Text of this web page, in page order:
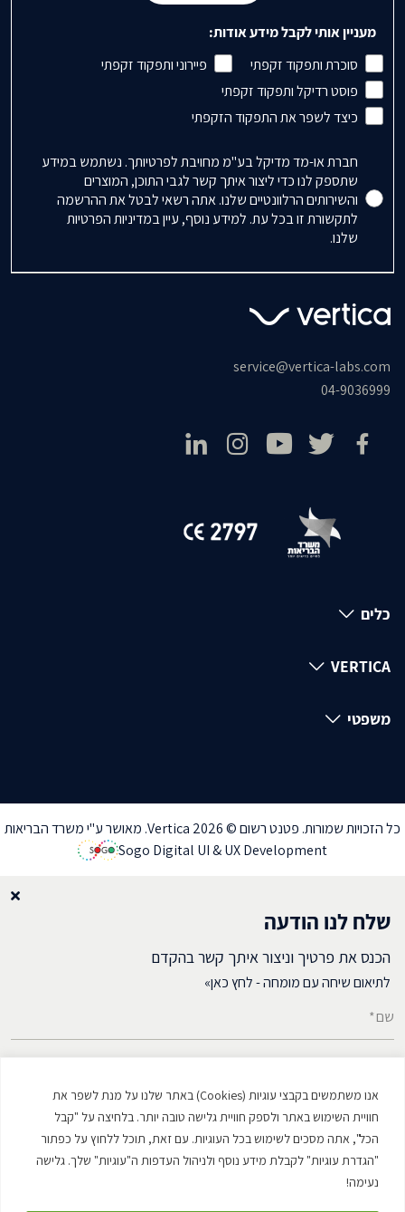
אנו משתמשים בקבצי עוגיות (Cookies) באתר שלנו על מנת לשפר את
חוויית השימוש באתר ולספק חוויית גלישה טובה יותר. בלחיצה על "קבל
הכל", אתה מסכים לשימוש בכל העוגיות. עם זאת, תוכל ללחוץ על כפתור
"הגדרת עוגיות" לקבלת מידע נוסף ולניהול העדפות ה"עוגיות" שלך. גלישה
נעימה!
מעניין אותי לקבל מידע אודות:
סוכרת ותפקוד זקפתי
פיירוני ותפקוד זקפתי
פוסט רדיקל ותפקוד זקפתי
כיצד לשפר את התפקוד הזקפתי
Accepts Marketing
חברת או-מד מדיקל בע"מ מחויבת לפרטיותך. נשתמש במידע
שתספק לנו כדי ליצור איתך קשר לגבי התוכן, המוצרים
והשירותים הרלוונטיים שלנו. אתה רשאי לבטל את ההרשמה
לתקשורת זו בכל עת. למידע נוסף, עיין במדיניות הפרטיות
שלנו.
service@vertica-labs.com
04-9036999
כלים
VERTICA
משפטי
כל הזכויות שמורות. פטנט רשום © Vertica 2026. מאושר ע"י משרד הבריאות
Sogo Digital UI & UX Development
שלח לנו הודעה
הכנס את פרטיך וניצור איתך קשר בהקדם
לתיאום שיחה עם מומחה - לחץ כאן»
שם*
דואל*